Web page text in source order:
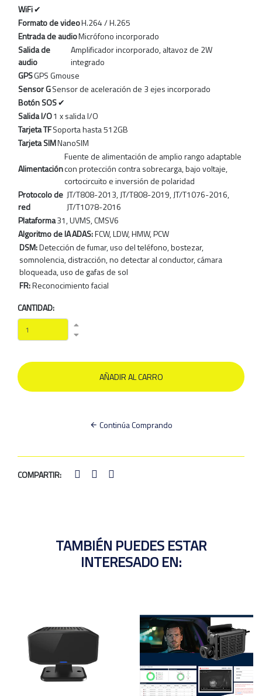
WiFi✔
Formato de videoH.264 / H.265
Entrada de audioMicrófono incorporado
Salida de
audio
Amplificador incorporado, altavoz de 2W
integrado
GPSGPS Gmouse
Sensor GSensor de aceleración de 3 ejes incorporado
Botón SOS✔
Salida I/O1 x salida I/O
Tarjeta TFSoporta hasta 512GB
Tarjeta SIMNanoSIM
Alimentación
Fuente de alimentación de amplio rango adaptable
con protección contra sobrecarga, bajo voltaje,
cortocircuito e inversión de polaridad
Protocolo de
red
JT/T808-2013, JT/T808-2019, JT/T1076-2016,
JT/T1078-2016
Plataforma31, UVMS, CMSV6
Algoritmo de IAADAS:FCW, LDW, HMW, PCW
DSM:Detección de fumar, uso del teléfono, bostezar,
somnolencia, distracción, no detectar al conductor, cámara
bloqueada, uso de gafas de sol
FR:Reconocimiento facial
CANTIDAD:
Continúa Comprando
COMPARTIR:
TAMBIÉN PUEDES ESTAR
INTERESADO EN: